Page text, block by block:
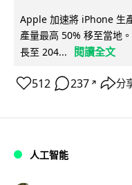
Apple 加速將 iPhone 生
產量最高 50% 移至當地
長至 204...
閱讀全文
512 237 ↗ 分
人工智能